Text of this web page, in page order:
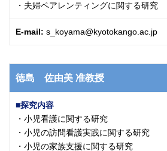
・夫婦ペアレンティングに関する研究
E-mail: s_koyama@kyotokango.ac.jp
徳島 佐由美 准教授
探究内容
・小児看護に関する研究
・小児の訪問看護実践に関する研究
・小児の家族支援に関する研究